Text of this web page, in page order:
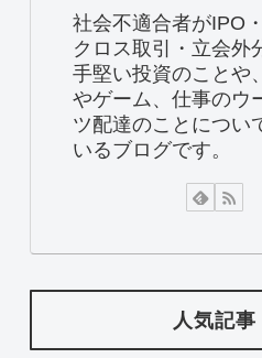
社会不適合者がIPO
クロス取引・立会外
手堅い投資のことや
やゲーム、仕事のウ
ツ配達のことについ
いるブログです。
人気記事